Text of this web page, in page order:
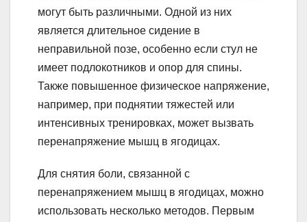
могут быть различными. Одной из них
является длительное сидение в
неправильной позе, особенно если стул не
имеет подлокотников и опор для спины.
Также повышенное физическое напряжение,
например, при поднятии тяжестей или
интенсивных тренировках, может вызвать
перенапряжение мышц в ягодицах.
Для снятия боли, связанной с
перенапряжением мышц в ягодицах, можно
использовать несколько методов. Первым